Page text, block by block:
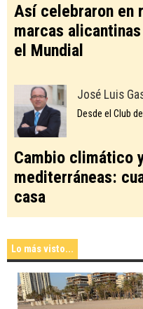
Así celebraron en
marcas
el Mundial
José Luis
Desde el Club
Cambio climático
mediterráneas:
casa
Lo más visto...